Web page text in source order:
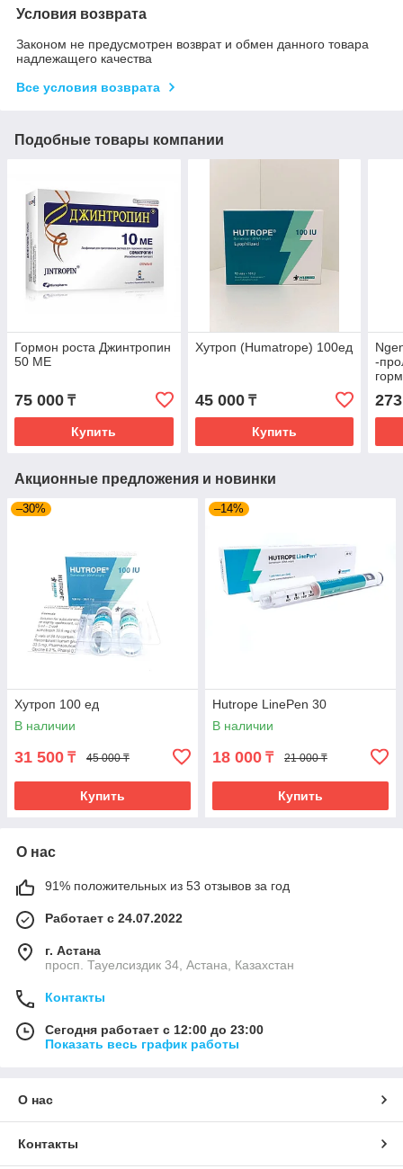
Условия возврата
Законом не предусмотрен возврат и обмен данного товара
надлежащего качества
Все условия возврата
Подобные товары компании
Гормон роста Джинтропин
50 ME
75 000 ₸
Купить
Хутроп (Humatrope) 100ед
45 000₸
Купить
-
Акционные предложения и новинки
–30%
Хутроп 100 ед
В наличии
31 500 ₸ 45 000 ₸
Купить
–14%
Hutrope LinePen 30
В наличии
18 000 ₸ 21 000 ₸
Купить
О нас
91% положительных из 53 отзывов за год
Работает с 24.07.2022
г. Астана
просп. Тауелсиздик 34, Астана, Казахстан
Контакты
Сегодня работает с 12:00 до 23:00
Показать весь график работы
О нас
Контакты